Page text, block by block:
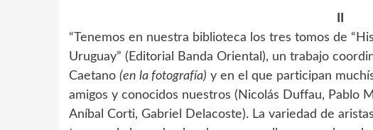
“Tenemos en nuestra biblioteca los tres tomos de
Uruguay” (Editorial Banda Oriental), un trabajo
Caetano (en la fotografía) y en el que participan
amigos y conocidos nuestros (Nicolás Duffau, Pablo
Aníbal Corti, Gabriel Delacoste). La variedad de